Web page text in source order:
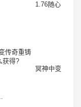
1.76随心
冥神中变